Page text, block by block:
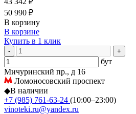
50 990 ₽
В корзину
В корзине
Купить в 1 клик
- +
бут
Мичуринский пр., д 16
Ломоносовский проспект
◆В наличии
+7 (985) 761-63-24 (10:00–23:00)
vinoteki.ru@yandex.ru